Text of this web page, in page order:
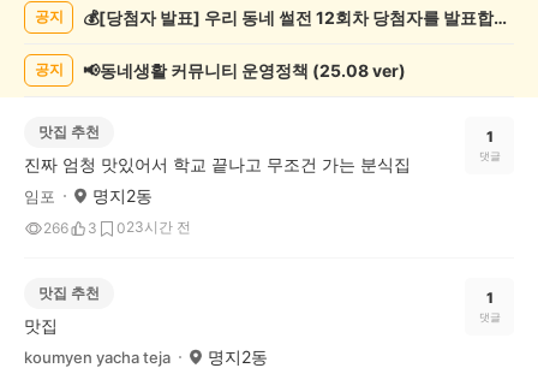
공지 💰[당첨자 발표] 우리 동네 썰전 12회차 당첨자를 발표합니다!
공지 📢동네생활 커뮤니티 운영정책 (25.08 ver)
맛집 추천
진짜 엄청 맛있어서 학교 끝나고 무조건 가는 분식집
임포 명지2동
266 3 023시간 전
1
댓글
맛집 추천
맛집
koumyen yacha teja 명지2동
1
댓글